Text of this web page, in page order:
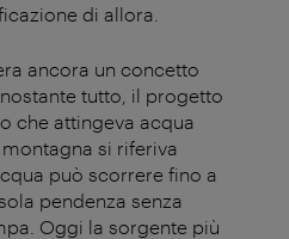
di allora.
ancora un concetto
tutto, il progetto
che attingeva acqua
si riferiva
può scorrere fino a
pendenza senza
Oggi la sorgente più